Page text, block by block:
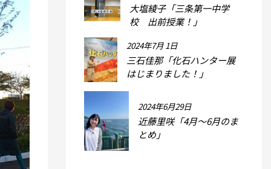
大塩綾子「三条第一中学
校 出前授業！」
2024年7月 1日
三石佳那「化石ハンター展
はじまりました！」
2024年6月29日
近藤里咲「4月～6月のま
とめ」